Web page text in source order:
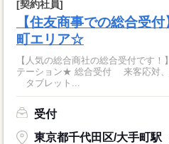
[契約社員]
【住友商事での総合受
町エリア☆
【人気の総合商社の総合受付です
テーション★ 総合受付 来客応対、社内取次 入館証発券機操作案内
タブレット...
受付
東京都千代田区/大手町駅